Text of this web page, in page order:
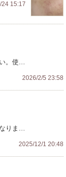
15:17
。使…
2026/2/5 23:58
りま…
2025/12/1 20:48